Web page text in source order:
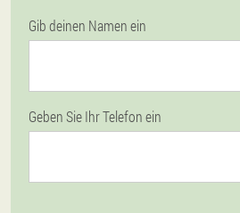
Gib deinen Namen ein
Geben Sie Ihr Telefon ein